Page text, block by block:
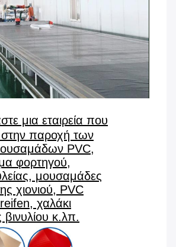
μια εταιρεία που
στην παροχή των
PVC,
φορτηγού,
μουσαμάδες
χιονιού, PVC
χαλάκι
κ.λπ.